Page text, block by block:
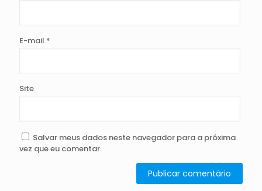
E-mail *
Site
Salvar meus dados neste navegador para a próxima
vez que eu comentar.